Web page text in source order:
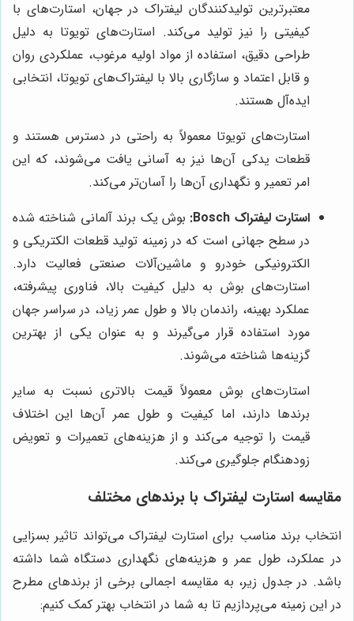
معتبرترین تولیدکنندگان لیفتراک در جهان، استارت‌های با
کیفیتی را نیز تولید می‌کند. استارت‌های تویوتا به دلیل
طراحی دقیق، استفاده از مواد اولیه مرغوب، عملکردی روان
و قابل اعتماد و سازگاری بالا با لیفتراک‌های تویوتا، انتخابی
ایده‌آل هستند.
استارت‌های تویوتا معمولاً به راحتی در دسترس هستند و
قطعات یدکی آن‌ها نیز به آسانی یافت می‌شوند، که این
امر تعمیر و نگهداری آن‌ها را آسان‌تر می‌کند.
استارت لیفتراک Bosch:
بوش یک برند آلمانی شناخته شده
در سطح جهانی است که در زمینه تولید قطعات الکتریکی و
الکترونیکی خودرو و ماشین‌آلات صنعتی فعالیت دارد.
استارت‌های بوش به دلیل کیفیت بالا، فناوری پیشرفته،
عملکرد بهینه، راندمان بالا و طول عمر زیاد، در سراسر جهان
مورد استفاده قرار می‌گیرند و به عنوان یکی از بهترین
گزینه‌ها شناخته می‌شوند.
استارت‌های بوش معمولاً قیمت بالاتری نسبت به سایر
برندها دارند، اما کیفیت و طول عمر آن‌ها این اختلاف
قیمت را توجیه می‌کند و از هزینه‌های تعمیرات و تعویض
زودهنگام جلوگیری می‌کند.
مقایسه استارت لیفتراک با برندهای مختلف
انتخاب برند مناسب برای استارت لیفتراک می‌تواند تاثیر بسزایی
در عملکرد، طول عمر و هزینه‌های نگهداری دستگاه شما داشته
باشد. در جدول زیر، به مقایسه اجمالی برخی از برندهای مطرح
در این زمینه می‌پردازیم تا به شما در انتخاب بهتر کمک کنیم: